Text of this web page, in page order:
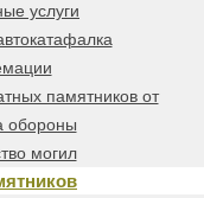
услуги
памятников от
обороны
могил